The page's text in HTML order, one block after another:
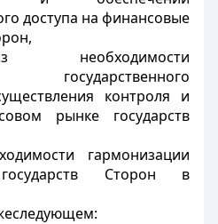
доступа на финансовые
государственного
контроля и
рынке государств
гармонизации
государств Сторон в